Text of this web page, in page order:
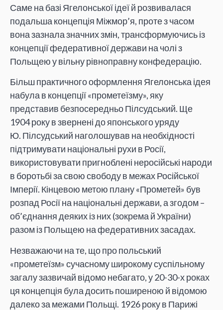
Саме на базі Ягелонської ідеї й розвивалася
подальша концепція Міжмор’я, проте з часом
вона зазнала значних змін, трансформуючись із
концепції федеративної держави на чолі з
Польщею у вільну рівноправну конфедерацію.
Більш практичного оформлення Ягелонська ідея
набула в концепції «прометеїзму», яку
представив безпосередньо Пілсудський. Ще
1904 року в звернені до японського уряду
Ю. Пілсудський наголошував на необхідності
підтримувати національні рухи в Росії,
використовувати пригноблені неросійські народи
в боротьбі за свою свободу в межах Російської
Імперії. Кінцевою метою плану «Прометей» був
розпад Росії на національні держави, а згодом –
об’єднання деяких із них (зокрема й України)
разом із Польщею на федеративних засадах.
Незважаючи на те, що про польський
«прометеїзм» сучасному широкому суспільному
загалу зазвичай відомо небагато, у 20-30-х роках
ця концепція була досить поширеною й відомою
далеко за межами Польщі. 1926 року в Парижі